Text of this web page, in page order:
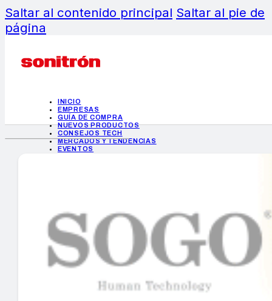
Saltar al contenido principal Saltar al pie de
página
INICIO
EMPRESAS
GUÍA DE COMPRA
NUEVOS PRODUCTOS
CONSEJOS TECH
MERCADOS Y TENDENCIAS
EVENTOS
INICIO
EMPRESAS
GUÍA DE COMPRA